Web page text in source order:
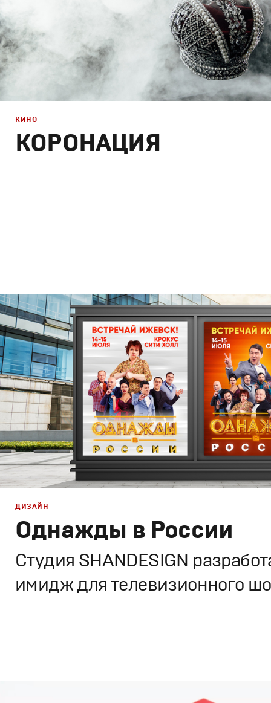
КОРОНАЦИЯ
КИНО
Однажды в России
Студия SHANDESIGN
имидж для телевизионного
ДИЗАЙН